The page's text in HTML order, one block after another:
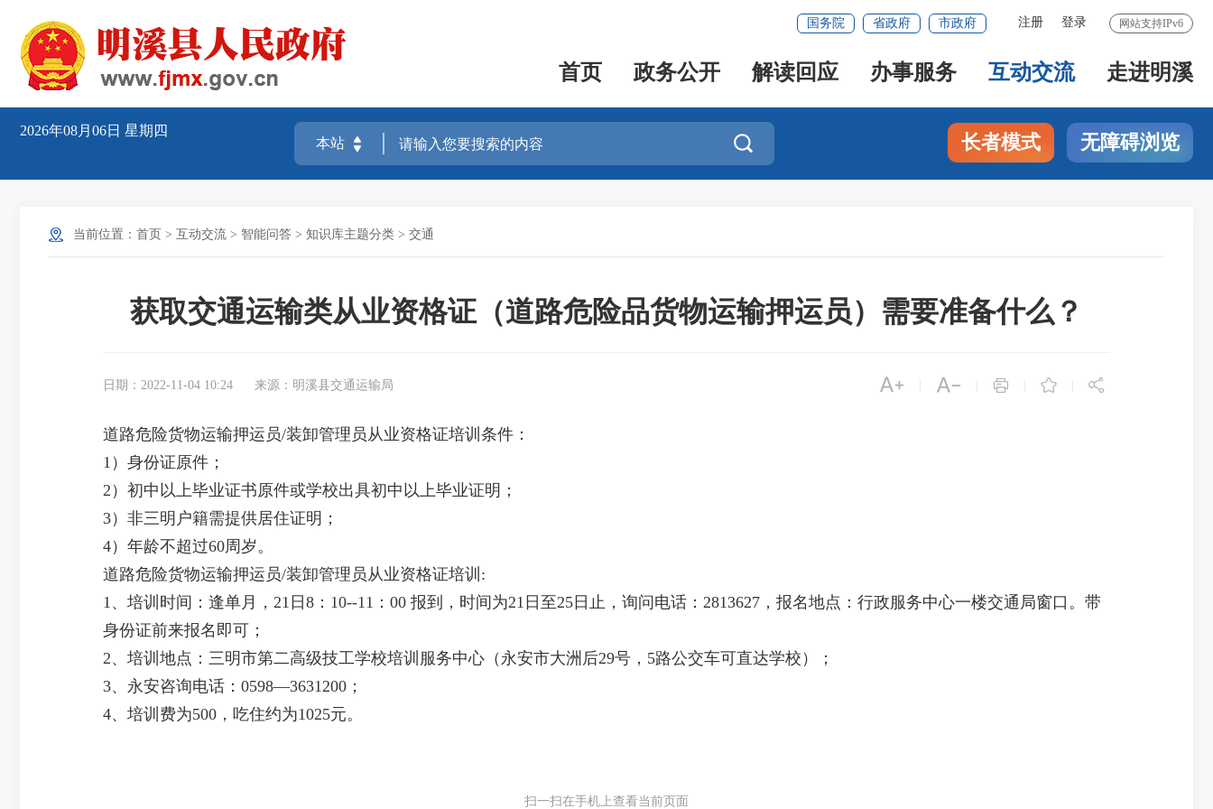
网站支持IPv6
注册 登录
国务院 省政府 市政府
首页 政务公开 解读回应 办事服务 互动交流 走进明溪
2026年08月06日 星期四
 长者模式 无障碍浏览
当前位置： 首页 > 互动交流 > 智能问答 > 知识库主题分类 > 交通
获取交通运输类从业资格证（道路危险品货物运输押运员）需要准备什么？
日期：2022-11-04 10:24 来源：明溪县交通运输局     
道路危险货物运输押运员/装卸管理员从业资格证培训条件：
1）身份证原件；
2）初中以上毕业证书原件或学校出具初中以上毕业证明；
3）非三明户籍需提供居住证明；
4）年龄不超过60周岁。
道路危险货物运输押运员/装卸管理员从业资格证培训:
1、培训时间：逢单月，21日8：10--11：00 报到，时间为21日至25日止，询问电话：2813627，报名地点：行政服务中心一楼交通局窗口。带
身份证前来报名即可；
2、培训地点：三明市第二高级技工学校培训服务中心（永安市大洲后29号，5路公交车可直达学校）；
3、永安咨询电话：0598—3631200；
4、培训费为500，吃住约为1025元。
扫一扫在手机上查看当前页面